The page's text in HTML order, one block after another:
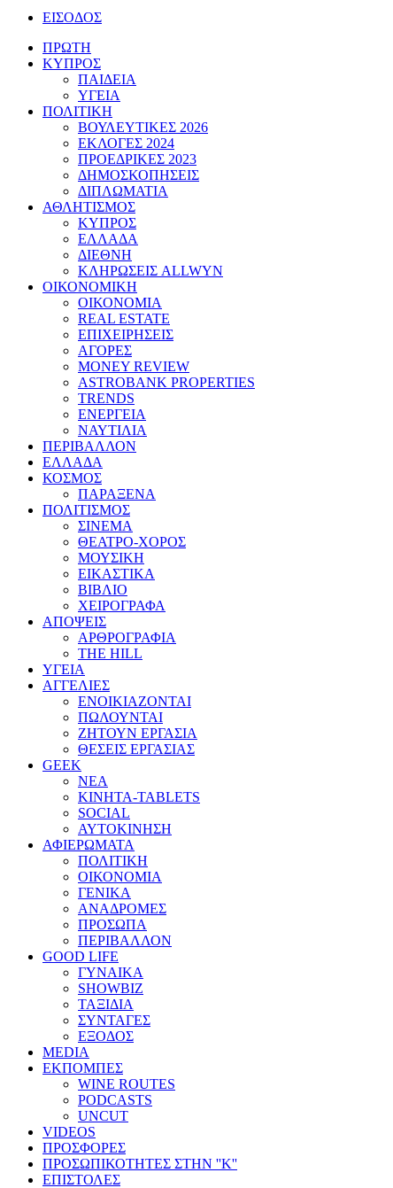
ΕΙΣΟΔΟΣ
ΠΡΩΤΗ
ΚΥΠΡΟΣ
ΠΑΙΔΕΙΑ
ΥΓΕΙΑ
ΠΟΛΙΤΙΚΗ
ΒΟΥΛΕΥΤΙΚΕΣ 2026
ΕΚΛΟΓΕΣ 2024
ΠΡΟΕΔΡΙΚΕΣ 2023
ΔΗΜΟΣΚΟΠΗΣΕΙΣ
ΔΙΠΛΩΜΑΤΙΑ
ΑΘΛΗΤΙΣΜΟΣ
ΚΥΠΡΟΣ
ΕΛΛΑΔΑ
ΔΙΕΘΝΗ
ΚΛΗΡΩΣΕΙΣ ALLWYN
ΟΙΚΟΝΟΜΙΚΗ
ΟΙΚΟΝΟΜΙΑ
REAL ESTATE
ΕΠΙΧΕΙΡΗΣΕΙΣ
ΑΓΟΡΕΣ
MONEY REVIEW
ASTROBANK PROPERTIES
TRENDS
ΕΝΕΡΓΕΙΑ
ΝΑΥΤΙΛΙΑ
ΠΕΡΙΒΑΛΛΟΝ
ΕΛΛΑΔΑ
ΚΟΣΜΟΣ
ΠΑΡΑΞΕΝΑ
ΠΟΛΙΤΙΣΜΟΣ
ΣΙΝΕΜΑ
ΘΕΑΤΡΟ-ΧΟΡΟΣ
ΜΟΥΣΙΚΗ
ΕΙΚΑΣΤΙΚΑ
ΒΙΒΛΙΟ
ΧΕΙΡΟΓΡΑΦΑ
ΑΠΟΨΕΙΣ
ΑΡΘΡΟΓΡΑΦΙΑ
THE HILL
ΥΓΕΙΑ
ΑΓΓΕΛΙΕΣ
ΕΝΟΙΚΙΑΖΟΝΤΑΙ
ΠΩΛΟΥΝΤΑΙ
ΖΗΤΟΥΝ ΕΡΓΑΣΙΑ
ΘΕΣΕΙΣ ΕΡΓΑΣΙΑΣ
GEEK
ΝΕΑ
ΚΙΝΗΤΑ-TABLETS
SOCIAL
ΑΥΤΟΚΙΝΗΣΗ
ΑΦΙΕΡΩΜΑΤΑ
ΠΟΛΙΤΙΚΗ
ΟΙΚΟΝΟΜΙΑ
ΓΕΝΙΚΑ
ΑΝΑΔΡΟΜΕΣ
ΠΡΟΣΩΠΑ
ΠΕΡΙΒΑΛΛΟΝ
GOOD LIFE
ΓΥΝΑΙΚΑ
SHOWBIZ
ΤΑΞΙΔΙΑ
ΣΥΝΤΑΓΕΣ
ΕΞΟΔΟΣ
MEDIA
ΕΚΠΟΜΠΕΣ
WINE ROUTES
PODCASTS
UNCUT
VIDEOS
ΠΡΟΣΦΟΡΕΣ
ΠΡΟΣΩΠΙΚΟΤΗΤΕΣ ΣΤΗΝ ''Κ''
ΕΠΙΣΤΟΛΕΣ